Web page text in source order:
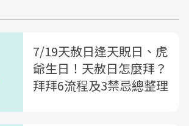
7/19天赦日逢天貺日、虎
爺生日！天赦日怎麼拜？
拜拜6流程及3禁忌總整理